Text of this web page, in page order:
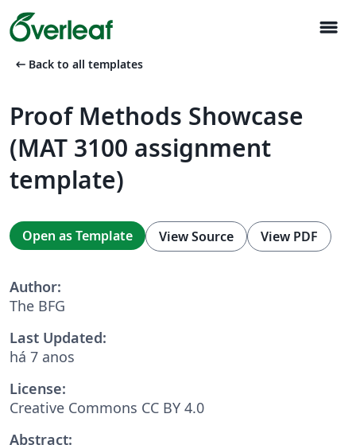
menu
arrow_left_alt Back to all templates
Proof Methods Showcase
(MAT 3100 assignment
template)
Open as Template View Source View PDF
Author:
The BFG
Last Updated:
há 7 anos
License:
Creative Commons CC BY 4.0
Abstract: